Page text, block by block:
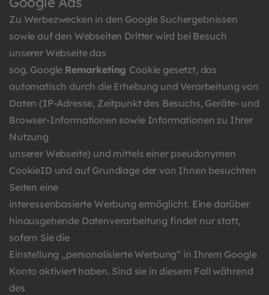
Zu Werbezwecken in den Google Suchergebnissen
sowie auf den Webseiten Dritter wird bei Besuch
unserer Webseite das
sog. Google Remarketing Cookie gesetzt, das
automatisch durch die Erhebung und Verarbeitung von
Daten (IP-Adresse, Zeitpunkt des Besuchs, Geräte- und
Browser-Informationen sowie Informationen zu Ihrer
Nutzung
unserer Webseite) und mittels einer pseudonymen
CookieID und auf Grundlage der von Ihnen besuchten
Seiten eine
interessenbasierte Werbung ermöglicht. Eine darüber
hinausgehende Datenverarbeitung findet nur statt,
sofern Sie die
Einstellung „personalisierte Werbung“ in Ihrem Google
Konto aktiviert haben. Sind sie in diesem Fall während
des